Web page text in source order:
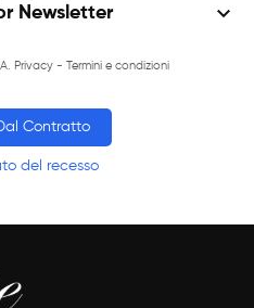
Newsletter keyboard_arrow_down
Privacy- Termini e condizioni
Contratto
del recesso